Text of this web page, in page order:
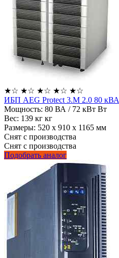
★☆ ★☆ ★☆ ★☆ ★☆
ИБП AEG Protect 3.M 2.0 80 кВА
Мощность: 80 ВА / 72 кВт Вт
Вес: 139 кг кг
Размеры: 520 x 910 х 1165 мм
Снят с производства
Снят с производства
Подобрать аналог